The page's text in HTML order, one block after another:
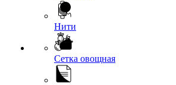
Нити
Сетка овощная